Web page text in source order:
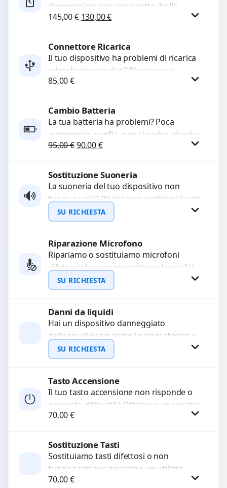
danneggiato con vetro rotto, bolle,
macchie, schermo nero o pixel morti?
145,00€ Il prezzo originale era: 145,00 €.
130,00€Il prezzo attuale è: 130,00 €.
Procedi
Connettore Ricarica
Il tuo dispositivo ha problemi di ricarica
o trasferimento dati? Ripariamo o
sostituiamo connettori di ricarica guasti,
85,00€
Procedi
Cambio Batteria
La tua batteria ha problemi? Poca
autonomia, gonfia, non si carica, ricarica
lenta o cicli di ricarica esauriti?
95,00€Il prezzo originale era: 95,00 €.
90,00€Il prezzo attuale è: 90,00 €.
Procedi
Sostituzione Suoneria
La suoneria del tuo dispositivo non
funziona più? Risolviamo problemi legati
a moduli audio difettosi con interventi
precisi e componenti...
SU RICHIESTA
Richiedi Preventivo
WhatsApp
Riparazione Microfono
Ripariamo o sostituiamo microfoni
difettosi che compromettono la qualità
audio delle registrazioni o delle
chiamate. Diagnosi accurata e ricambi
SU RICHIESTA
Richiedi Preventivo
WhatsApp
Danni da liquidi
Hai un dispositivo danneggiato
dall’acqua? Eseguiamo lavaggi chimici e
pulizia agli ultrasuoni per rimuovere
ossidazioni, ripristinare i circuiti e
SU RICHIESTA
Richiedi Preventivo
Tasto Accensione
Il tuo tasto accensione non risponde o
presenta difficoltà? Offriamo un servizio
professionale di riparazione o
70,00€
Procedi
Sostituzione Tasti
Sostituiamo tasti difettosi o non
funzionanti per garantire un utilizzo
fluido del dispositivo. Utilizziamo
70,00€